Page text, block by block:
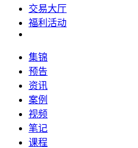
交易大厅
福利活动
集锦
预告
资讯
案例
视频
笔记
课程